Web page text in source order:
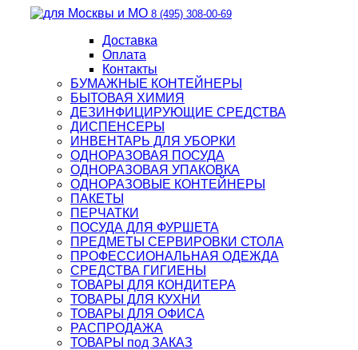
8 (495) 308-00-69
Доставка
Оплата
Контакты
БУМАЖНЫЕ КОНТЕЙНЕРЫ
БЫТОВАЯ ХИМИЯ
ДЕЗИНФИЦИРУЮЩИЕ СРЕДСТВА
ДИСПЕНСЕРЫ
ИНВЕНТАРЬ ДЛЯ УБОРКИ
ОДНОРАЗОВАЯ ПОСУДА
ОДНОРАЗОВАЯ УПАКОВКА
ОДНОРАЗОВЫЕ КОНТЕЙНЕРЫ
ПАКЕТЫ
ПЕРЧАТКИ
ПОСУДА ДЛЯ ФУРШЕТА
ПРЕДМЕТЫ СЕРВИРОВКИ СТОЛА
ПРОФЕССИОНАЛЬНАЯ ОДЕЖДА
СРЕДСТВА ГИГИЕНЫ
ТОВАРЫ ДЛЯ КОНДИТЕРА
ТОВАРЫ ДЛЯ КУХНИ
ТОВАРЫ ДЛЯ ОФИСА
РАСПРОДАЖА
ТОВАРЫ под ЗАКАЗ